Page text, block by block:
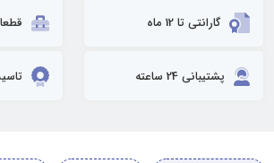
گارانتی تا 12 ماه
پشتیبانی 24 ساعته